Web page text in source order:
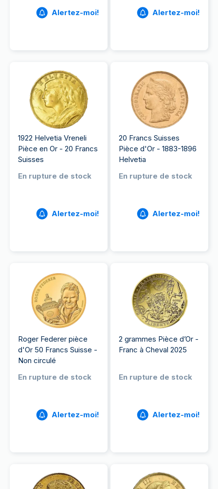
Alertez-moi! Alertez-moi!
1922 Helvetia Vreneli
Pièce en Or - 20 Francs
Suisses
En rupture de stock
Alertez-moi!
20 Francs Suisses
Pièce d'Or - 1883-1896
Helvetia
En rupture de stock
Alertez-moi!
Roger Federer pièce
d'Or 50 Francs Suisse -
Non circulé
En rupture de stock
Alertez-moi!
2 grammes Pièce d’Or -
Franc à Cheval 2025
En rupture de stock
Alertez-moi!